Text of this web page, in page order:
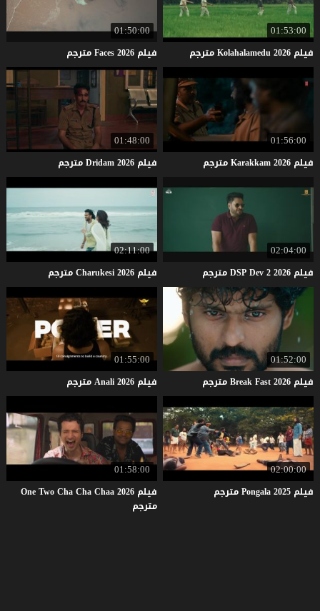
01:53:00
فيلم Kolahalamedu2026 مترجم
01:50:00
فيلم Faces2026 مترجم
01:56:00
فيلم Karakkam2026 مترجم
01:48:00
فيلم Dridam2026 مترجم
02:04:00
فيلم DSPDev22026 مترجم
02:11:00
فيلم Charukesi2026 مترجم
01:52:00
فيلم BreakFast2026 مترجم
01:55:00
فيلم Anali2026 مترجم
02:00:00
فيلم Pongala2025 مترجم
01:58:00
فيلم One Two Cha Cha Chaa 2026
مترجم